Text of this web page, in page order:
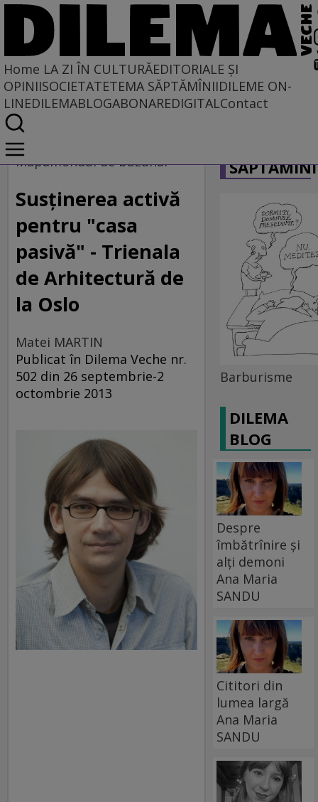
Home LA ZI ÎN CULTURĂEDITORIALE ȘI
OPINIISOCIETATETEMA SĂPTĂMÎNIIDILEME ON-
LINEDILEMABLOGABONAREDIGITALContact
Home
La zi în cultură
Mapamondul de buzunar
Susţinerea activă
pentru "casa
pasivă" - Trienala
de Arhitectură de
la Oslo
Matei MARTIN
Publicat în Dilema Veche nr.
502 din 26 septembrie-2
octombrie 2013
Barburisme
DILEMA
BLOG
Despre
îmbătrînire și
alți demoni
Ana Maria
SANDU
Cititori din
lumea largă
Ana Maria
SANDU